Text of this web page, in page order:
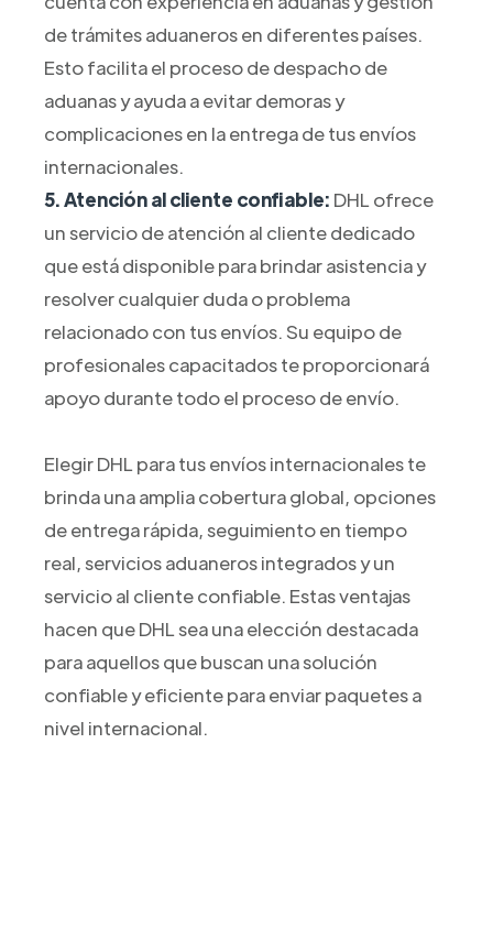
de trámites aduaneros en diferentes países.
Esto facilita el proceso de despacho de
aduanas y ayuda a evitar demoras y
complicaciones en la entrega de tus envíos
internacionales.
5. Atención al cliente confiable: DHL ofrece
un servicio de atención al cliente dedicado
que está disponible para brindar asistencia y
resolver cualquier duda o problema
relacionado con tus envíos. Su equipo de
profesionales capacitados te proporcionará
apoyo durante todo el proceso de envío.
Elegir DHL para tus envíos internacionales te
brinda una amplia cobertura global, opciones
de entrega rápida, seguimiento en tiempo
real, servicios aduaneros integrados y un
servicio al cliente confiable. Estas ventajas
hacen que DHL sea una elección destacada
para aquellos que buscan una solución
confiable y eficiente para enviar paquetes a
nivel internacional.